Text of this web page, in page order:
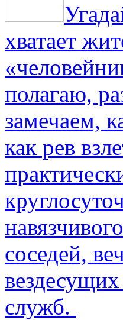
хватает
полагаю,
замечаем,
как рев
соседей,
служб.